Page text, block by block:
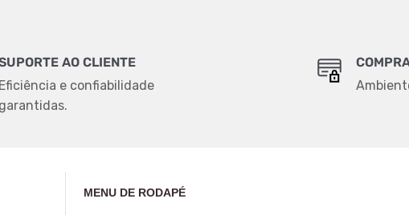
AO CLIENTE
Eficiência e confiabilidade
garantidas.
MENU DE RODAPÉ